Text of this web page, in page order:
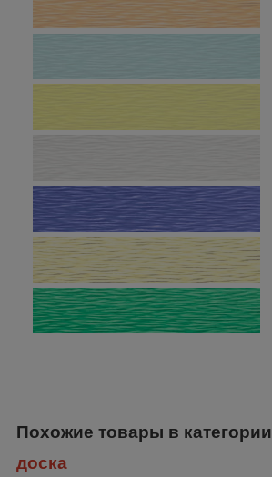
Похожие товары в категории
доска